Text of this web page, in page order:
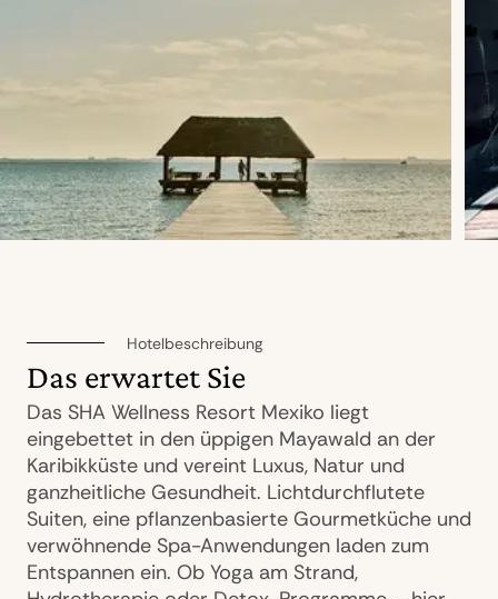
Hotelbeschreibung
Das erwartet Sie
Das SHA Wellness Resort Mexiko liegt
eingebettet in den üppigen Mayawald an der
Karibikküste und vereint Luxus, Natur und
ganzheitliche Gesundheit. Lichtdurchflutete
Suiten, eine pflanzenbasierte Gourmetküche und
verwöhnende Spa-Anwendungen laden zum
Entspannen ein. Ob Yoga am Strand,